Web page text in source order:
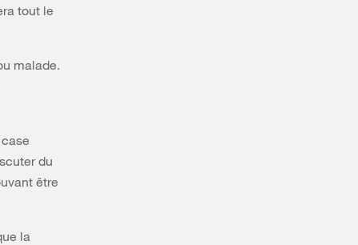
tout le
malade.
du
être
la